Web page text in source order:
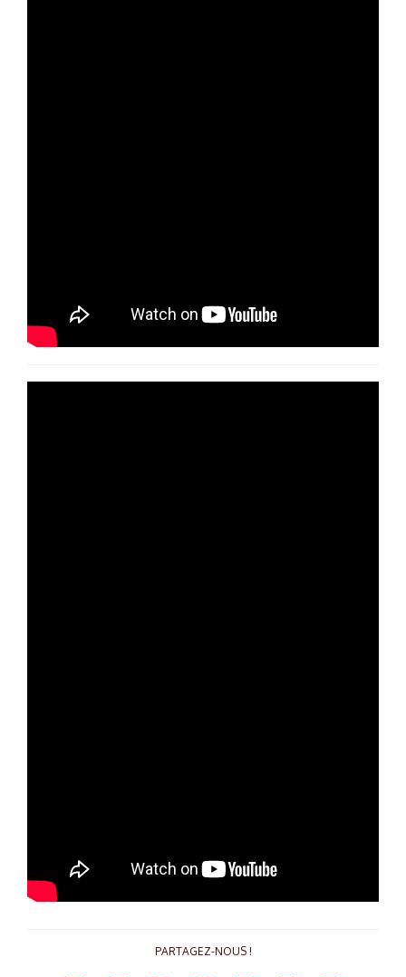
PARTAGEZ-NOUS !